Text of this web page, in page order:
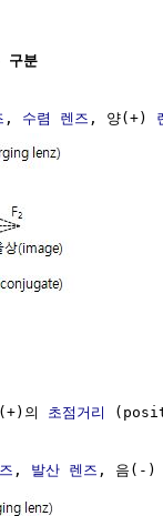
구분
, 수렴 렌즈 , 양(+)
의 초점거리
, 발산 렌즈 , 음(-